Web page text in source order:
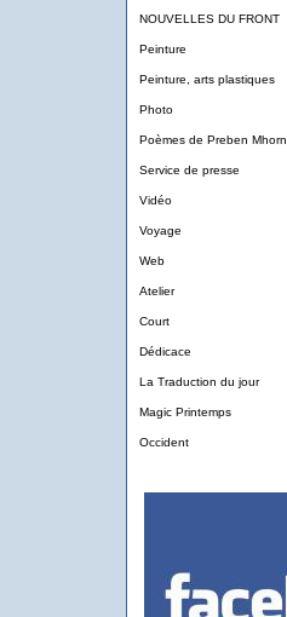
NOUVELLES DU FRONT
Peinture
Peinture, arts plastiques
Photo
Poèmes de Preben Mhorn
Service de presse
Vidéo
Voyage
Web
Atelier
Court
Dédicace
La Traduction du jour
Magic Printemps
Occident